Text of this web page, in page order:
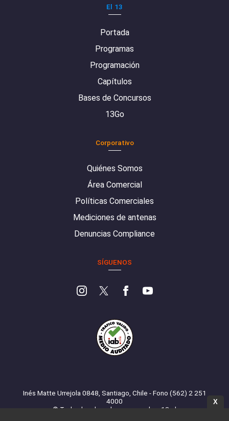
El 13
Portada
Programas
Programación
Capítulos
Bases de Concursos
13Go
Corporativo
Quiénes Somos
Área Comercial
Políticas Comerciales
Mediciones de antenas
Denuncias Compliance
SÍGUENOS
Inés Matte Urrejola 0848, Santiago, Chile - Fono (562) 2 251
4000
© Todos los derechos reservados. 13.cl
X